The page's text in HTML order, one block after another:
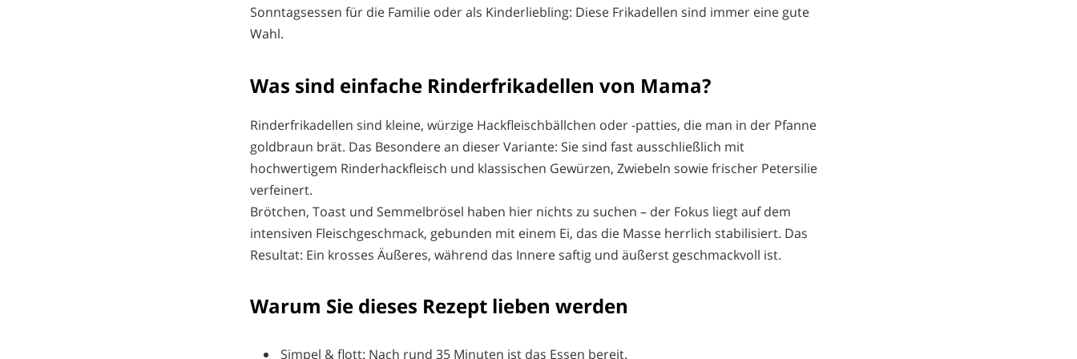
Sonntagsessen für die Familie oder als Kinderliebling: Diese Frikadellen sind immer eine gute
Wahl.
Was sind einfache Rinderfrikadellen von Mama?
Rinderfrikadellen sind kleine, würzige Hackfleischbällchen oder -patties, die man in der Pfanne
goldbraun brät. Das Besondere an dieser Variante: Sie sind fast ausschließlich mit
hochwertigem Rinderhackfleisch und klassischen Gewürzen, Zwiebeln sowie frischer Petersilie
verfeinert.
Brötchen, Toast und Semmelbrösel haben hier nichts zu suchen – der Fokus liegt auf dem
intensiven Fleischgeschmack, gebunden mit einem Ei, das die Masse herrlich stabilisiert. Das
Resultat: Ein krosses Äußeres, während das Innere saftig und äußerst geschmackvoll ist.
Warum Sie dieses Rezept lieben werden
Simpel & flott: Nach rund 35 Minuten ist das Essen bereit.